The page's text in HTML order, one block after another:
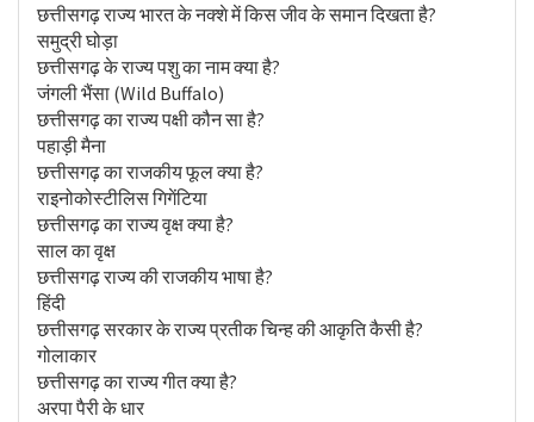
छत्तीसगढ़ राज्य भारत के नक्शे में किस जीव के समान दिखता है?
समुद्री घोड़ा
छत्तीसगढ़ के राज्य पशु का नाम क्या है?
जंगली भैंसा (Wild Buffalo)
छत्तीसगढ़ का राज्य पक्षी कौन सा है?
पहाड़ी मैना
छत्तीसगढ़ का राजकीय फूल क्या है?
राइनोकोस्टीलिस गिगेंटिया
छत्तीसगढ़ का राज्य वृक्ष क्या है?
साल का वृक्ष
छत्तीसगढ़ राज्य की राजकीय भाषा है?
हिंदी
छत्तीसगढ़ सरकार के राज्य प्रतीक चिन्ह की आकृति कैसी है?
गोलाकार
छत्तीसगढ़ का राज्य गीत क्या है?
अरपा पैरी के धार